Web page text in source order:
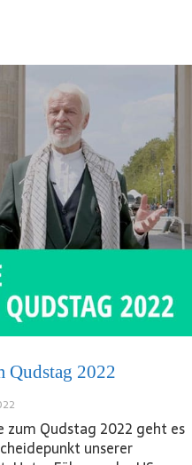
Qudstag 2022
zum Qudstag 2022 geht es
unserer